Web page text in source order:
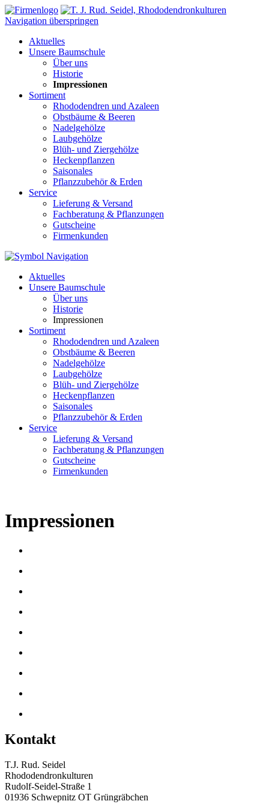
Navigation überspringen
Aktuelles
Unsere Baumschule
Über uns
Historie
Impressionen
Sortiment
Rhododendren und Azaleen
Obstbäume & Beeren
Nadelgehölze
Laubgehölze
Blüh- und Ziergehölze
Heckenpflanzen
Saisonales
Pflanzzubehör & Erden
Service
Lieferung & Versand
Fachberatung & Pflanzungen
Gutscheine
Firmenkunden
Aktuelles
Unsere Baumschule
Über uns
Historie
Impressionen
Sortiment
Rhododendren und Azaleen
Obstbäume & Beeren
Nadelgehölze
Laubgehölze
Blüh- und Ziergehölze
Heckenpflanzen
Saisonales
Pflanzzubehör & Erden
Service
Lieferung & Versand
Fachberatung & Pflanzungen
Gutscheine
Firmenkunden
Impressionen
Kontakt
T.J. Rud. Seidel
Rhododendronkulturen
Rudolf-Seidel-Straße 1
01936 Schwepnitz OT Grüngräbchen